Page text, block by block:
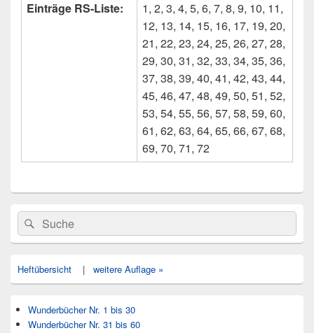
Einträge RS-Liste:
1, 2, 3, 4, 5, 6, 7, 8, 9, 10, 11,
12, 13, 14, 15, 16, 17, 19, 20,
21, 22, 23, 24, 25, 26, 27, 28,
29, 30, 31, 32, 33, 34, 35, 36,
37, 38, 39, 40, 41, 42, 43, 44,
45, 46, 47, 48, 49, 50, 51, 52,
53, 54, 55, 56, 57, 58, 59, 60,
61, 62, 63, 64, 65, 66, 67, 68,
69, 70, 71, 72
Primärer
Seitenleisten
Widget-
Bereich
Search
for:
Suche
Heftübersicht | weitere Auflage »
Wunderbücher Nr. 1 bis 30
Wunderbücher Nr. 31 bis 60